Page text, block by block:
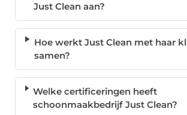
Just Clean aan?
Hoe werkt Just Clean met haar
samen?
Welke certificeringen heeft
schoonmaakbedrijf Just Clean?